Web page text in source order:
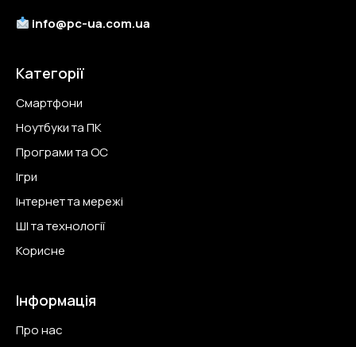
info@pc-ua.com.ua
Категорії
Смартфони
Ноутбуки та ПК
Програми та ОС
Ігри
Інтернет та мережі
ШІ та технології
Корисне
Інформація
Про нас